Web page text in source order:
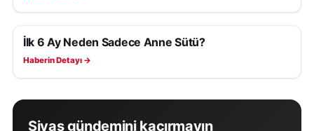
SAĞLIK
İlk 6 Ay Neden Sadece Anne Sütü?
Haberin Detayı →
Sivas gündemini kaçırmayın